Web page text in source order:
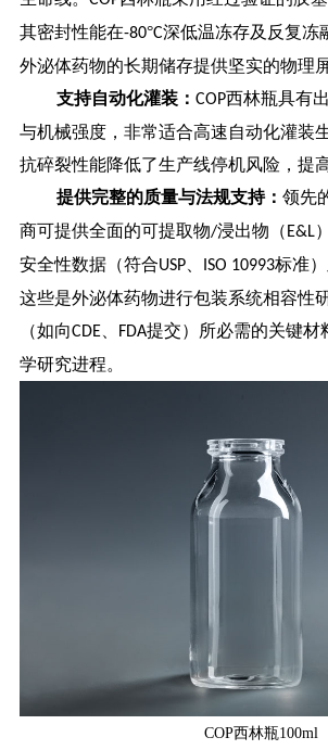
其密封性能在-80°C深低温冻存及反复冻
外泌体药物的长期储存提供坚实的物理屏
支持自动化灌装： COP西林瓶具有
与机械强度，非常适合高速自动化灌装
抗碎裂性能降低了生产线停机风险，提
提供完整的质量与法规支持： 领先
商可提供全面的可提取物/浸出物（ E&L
安全性数据（符合USP、 ISO 10993标准
这些是外泌体药物进行包装系统相容性
（如向CDE、 FDA提交）所必需的关键材
学研究进程。
COP西林瓶100ml